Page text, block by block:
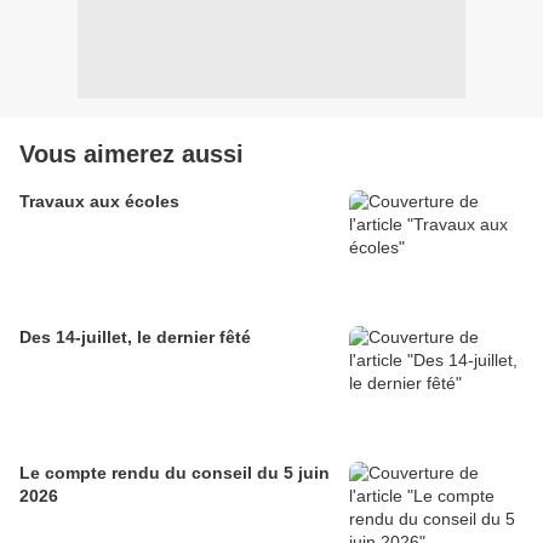
Vous aimerez aussi
Travaux aux écoles
Des 14-juillet, le dernier fêté
Le compte rendu du conseil du 5 juin
2026